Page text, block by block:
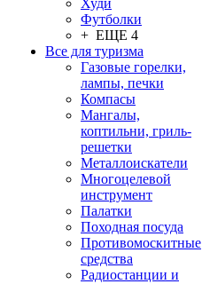
Худи
Футболки
+ ЕЩЕ 4
Все для туризма
Газовые горелки,
лампы, печки
Компасы
Мангалы,
коптильни, гриль-
решетки
Металлоискатели
Многоцелевой
инструмент
Палатки
Походная посуда
Противомоскитные
средства
Радиостанции и